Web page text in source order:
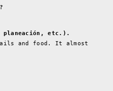
planeación, etc.).
and food. It almost